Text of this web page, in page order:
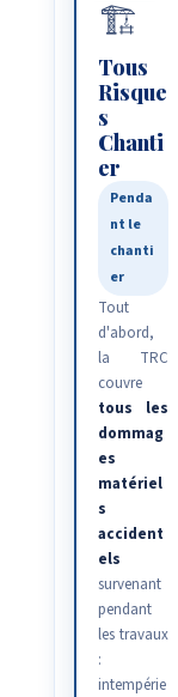
🏗️
Tous
Risque
s
Chanti
er
Penda
nt le
chanti
er
Tout
d'abord,
la TRC
couvre
tous les
dommag
es
matériel
s
accident
els
survenant
pendant
les travaux
:
intempérie